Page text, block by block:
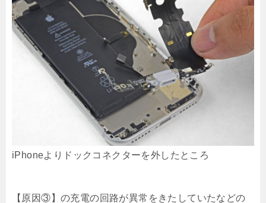
iPhoneよりドックコネクターを外したところ
【原因③】の充電の回路が異常をきたしていたなどの